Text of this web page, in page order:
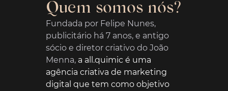
Quem somos nós?
Fundada por Felipe Nunes,
publicitário há 7 anos, e antigo
sócio e diretor criativo do João
Menna, a all.quimic é uma
agência criativa de marketing
digital que tem como objetivo